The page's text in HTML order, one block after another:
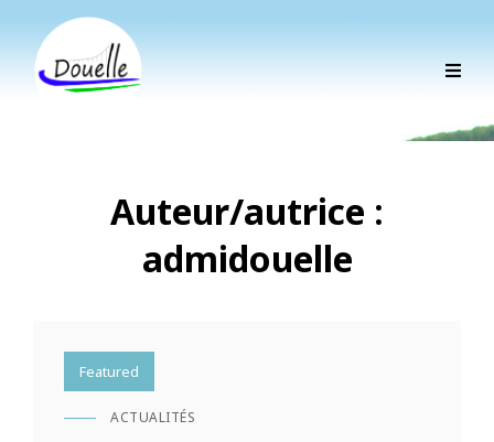
Auteur/autrice :
admidouelle
Featured
CAT
ACTUALITÉS